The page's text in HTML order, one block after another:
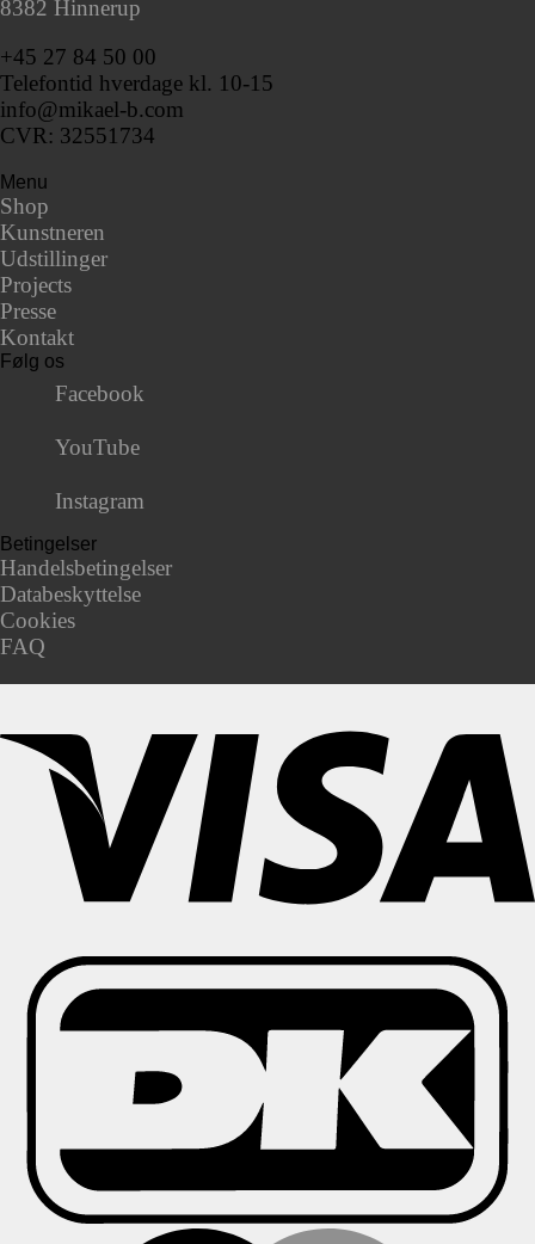
8382 Hinnerup
+45 27 84 50 00
Telefontid hverdage kl. 10-15
info@mikael-b.com
CVR: 32551734
Menu
Shop
Kunstneren
Udstillinger
Projects
Presse
Kontakt
Følg os
Facebook
YouTube
Instagram
Betingelser
Handelsbetingelser
Databeskyttelse
Cookies
FAQ